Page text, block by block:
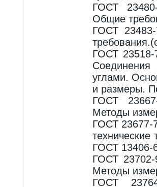
ГОСТ
Общие
ГОСТ
ГОСТ 23518-
углами.
и размеры.
ГОСТ
Методы
ГОСТ
ГОСТ 13406-
ГОСТ 23702-
Методы
ГОСТ